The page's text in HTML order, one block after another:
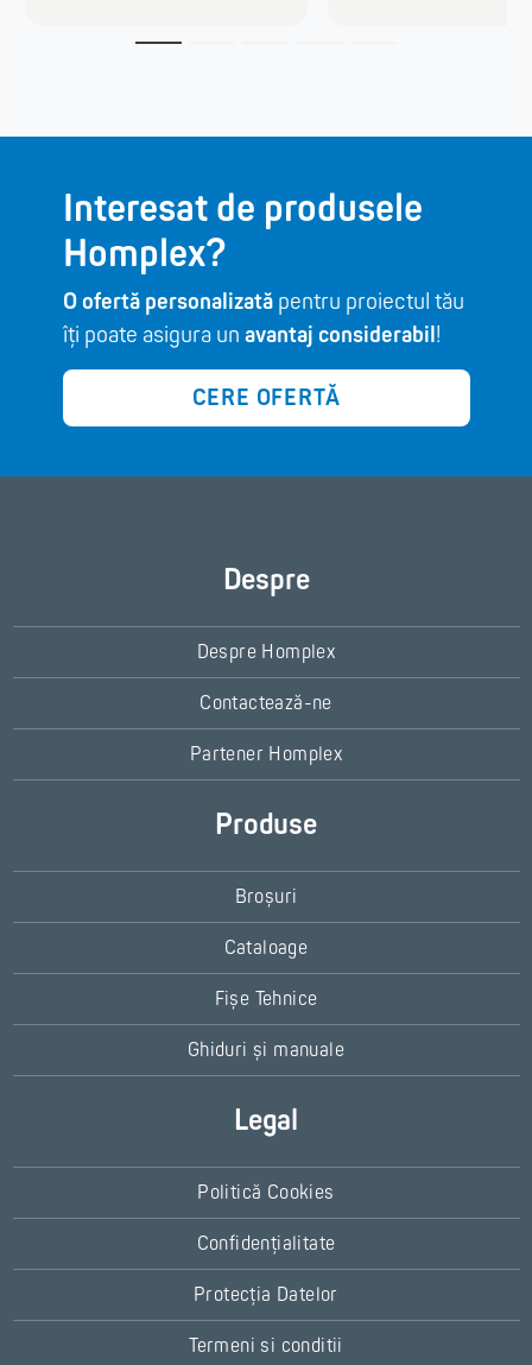
Interesat de produsele
Homplex?
O ofertă personalizatăpentru proiectul tău
îți poate asigura un avantaj considerabil!
CERE OFERTĂ
Despre
Despre Homplex
Contactează-ne
Partener Homplex
Produse
Broșuri
Cataloage
Fișe Tehnice
Ghiduri și manuale
Legal
Politică Cookies
Confidențialitate
Protecția Datelor
Termeni si conditii